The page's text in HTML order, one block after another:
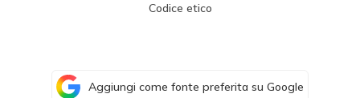
Codice etico
Aggiungi come fonte preferita su Google